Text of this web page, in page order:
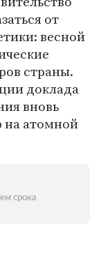
от
весной
страны.
доклада
вновь
на атомной
срока